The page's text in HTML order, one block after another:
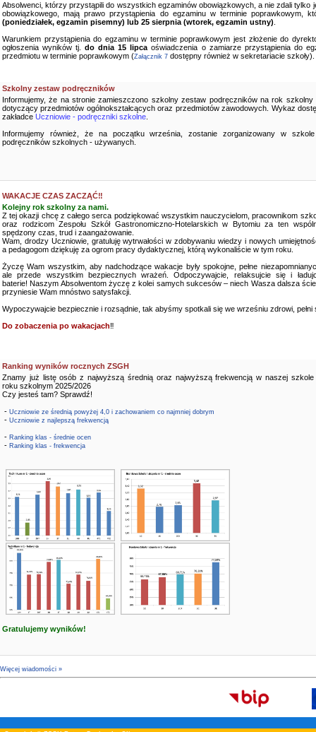
Absolwenci, którzy przystąpili do wszystkich egzaminów obowiązkowych, a nie zdali tylko
obowiązkowego, mają prawo przystąpienia do egzaminu w terminie poprawkowym,
(poniedziałek, egzamin pisemny) lub 25 sierpnia (wtorek, egzamin ustny)
Warunkiem przystąpienia do egzaminu w terminie poprawkowym jest złożenie do
ogłoszenia wyników tj.do dnia 15 lipca oświadczenia o zamiarze przystąpienia do
przedmiotu w terminie poprawkowym (Załącznik 7 dostępny również w sekretariacie szkoły).
Szkolny zestaw podręczników
Informujemy, że na stronie zamieszczono szkolny zestaw podręczników na rok szkolny
dotyczący przedmiotów ogólnokształcących oraz przedmiotów zawodowych. Wykaz
zakładce Uczniowie - podręczniki szkolne
Informujemy również, że na początku września, zostanie zorganizowany w
podręczników szkolnych - używanych.
WAKACJE CZAS ZACZĄĆ‼️
Kolejny rok szkolny za nami.
Z tej okazji chcę z całego serca podziękować wszystkim nauczycielom, pracownikom
oraz rodzicom Zespołu Szkół Gastronomiczno-Hotelarskich w Bytomiu za ten
spędzony czas, trud i zaangażowanie.
Wam, drodzy Uczniowie, gratuluję wytrwałości w zdobywaniu wiedzy i nowych
a pedagogom dziękuję za ogrom pracy dydaktycznej, którą wykonaliście w tym roku.
Życzę Wam wszystkim, aby nadchodzące wakacje były spokojne, pełne
ale przede wszystkim bezpiecznych wrażeń. Odpoczywajcie, relaksujcie się i
baterie! Naszym Absolwentom życzę z kolei samych sukcesów – niech Wasza dalsza
przyniesie Wam mnóstwo satysfakcji.
Wypoczywajcie bezpiecznie i rozsądnie, tak abyśmy spotkali się we wrześniu zdrowi, pełni
Do zobaczenia po wakacjach‼️
Ranking wyników rocznych ZSGH
Znamy już listę osób z najwyższą średnią oraz najwyższą frekwencją w naszej szkole
roku szkolnym 2025/2026
Czy jesteś tam? Sprawdź!
- Uczniowie ze średnią powyżej 4,0 i zachowaniem co najmniej dobrym
- Uczniowie z najlepszą frekwencją
- Ranking klas - średnie ocen
- Ranking klas - frekwencja
Gratulujemy wyników!
Więcej wiadomości »